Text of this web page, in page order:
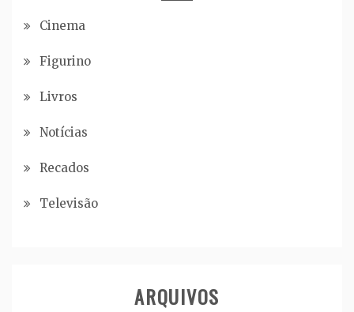
Cinema
Figurino
Livros
Notícias
Recados
Televisão
ARQUIVOS